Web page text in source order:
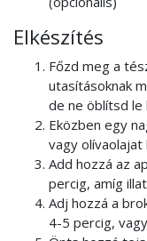
Elkészítés
Főzd meg a
utasításoknak
de ne öblítsd le
Eközben egy
vagy olívaolajat
Add hozzá az
percig, amíg
Adj hozzá a
4-5 percig,